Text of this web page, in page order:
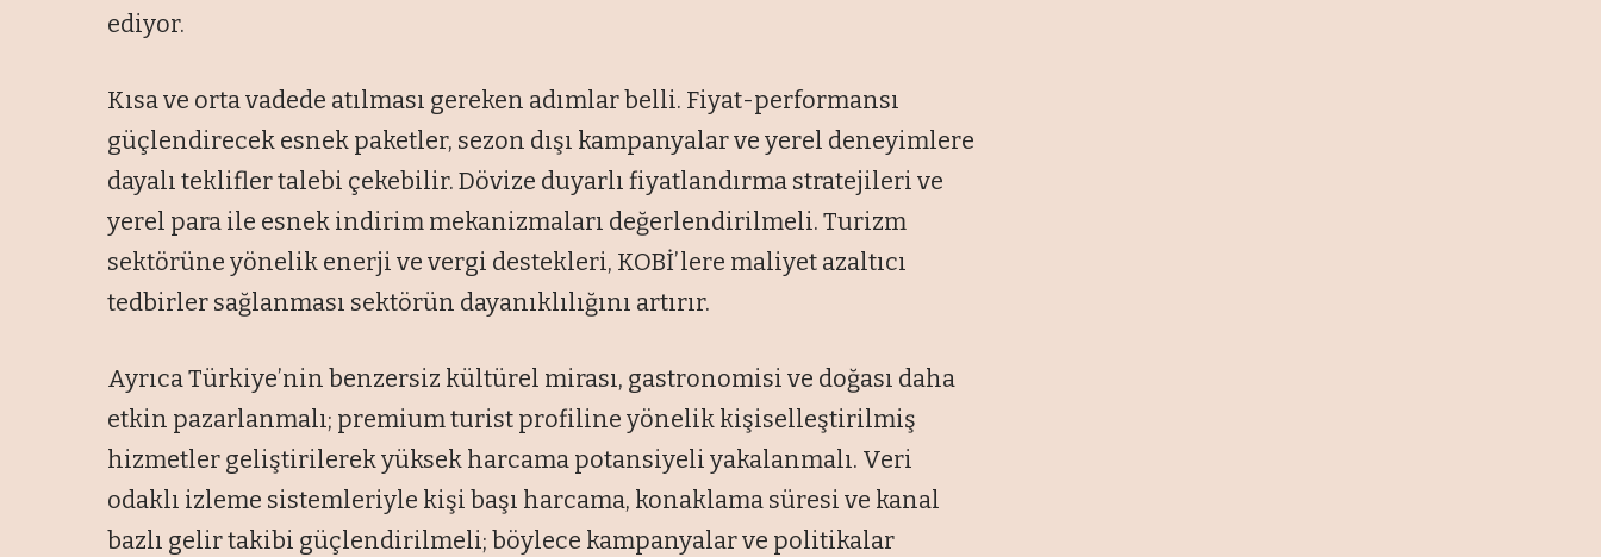
ediyor.
Kısa ve orta vadede atılması gereken adımlar belli. Fiyat-performansı
güçlendirecek esnek paketler, sezon dışı kampanyalar ve yerel deneyimlere
dayalı teklifler talebi çekebilir. Dövize duyarlı fiyatlandırma stratejileri ve
yerel para ile esnek indirim mekanizmaları değerlendirilmeli. Turizm
sektörüne yönelik enerji ve vergi destekleri, KOBİ’lere maliyet azaltıcı
tedbirler sağlanması sektörün dayanıklılığını artırır.
Ayrıca Türkiye’nin benzersiz kültürel mirası, gastronomisi ve doğası daha
etkin pazarlanmalı; premium turist profiline yönelik kişiselleştirilmiş
hizmetler geliştirilerek yüksek harcama potansiyeli yakalanmalı. Veri
odaklı izleme sistemleriyle kişi başı harcama, konaklama süresi ve kanal
bazlı gelir takibi güçlendirilmeli; böylece kampanyalar ve politikalar